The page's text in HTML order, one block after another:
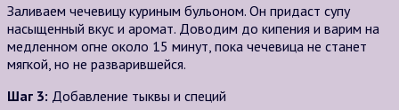
Заливаем чечевицу куриным бульоном. Он придаст супу
насыщенный вкус и аромат. Доводим до кипения и варим на
медленном огне около 15 минут, пока чечевица не станет
мягкой, но не разварившейся.
Шаг 3: Добавление тыквы и специй